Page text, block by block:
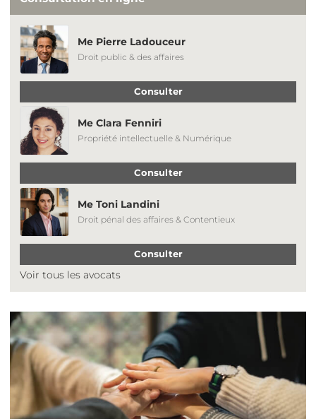
Me Pierre Ladouceur
Droit public & des affaires
Consulter
Me Clara Fenniri
Propriété intellectuelle & Numérique
Consulter
Me Toni Landini
Droit pénal des affaires & Contentieux
Consulter
Voir tous les avocats